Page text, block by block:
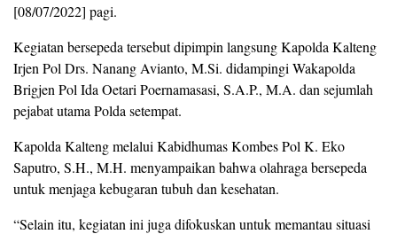
[08/07/2022] pagi.
Kegiatan bersepeda tersebut dipimpin langsung Kapolda Kalteng
Irjen Pol Drs. Nanang Avianto, M.Si. didampingi Wakapolda
Brigjen Pol Ida Oetari Poernamasasi, S.A.P., M.A. dan sejumlah
pejabat utama Polda setempat.
Kapolda Kalteng melalui Kabidhumas Kombes Pol K. Eko
Saputro, S.H., M.H. menyampaikan bahwa olahraga bersepeda
untuk menjaga kebugaran tubuh dan kesehatan.
“Selain itu, kegiatan ini juga difokuskan untuk memantau situasi